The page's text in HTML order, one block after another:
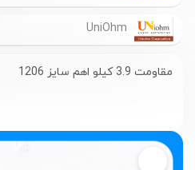
مقاومت 3.9 کیلو اهم سایز 1206